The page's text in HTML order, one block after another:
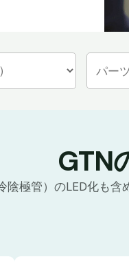
GTN
陰極管）のLED化も